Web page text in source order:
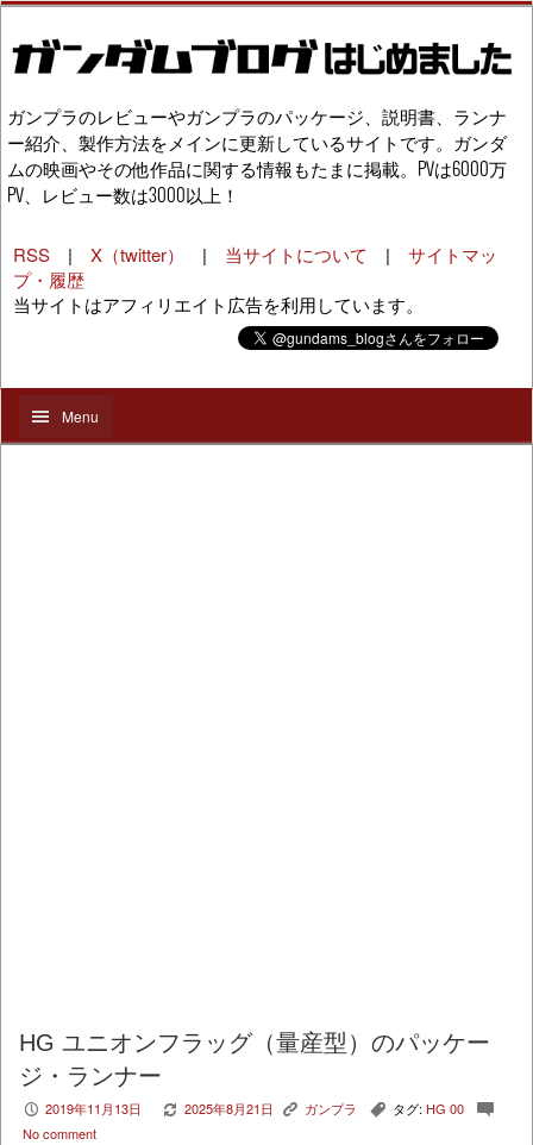
ガンプラのレビューやガンプラのパッケージ、説明書、ランナ
ー紹介、製作方法をメインに更新しているサイトです。ガンダ
ムの映画やその他作品に関する情報もたまに掲載。PVは6000万
PV、レビュー数は3000以上！
RSS | X（twitter） | 当サイトについて | サイトマッ
プ・履歴
当サイトはアフィリエイト広告を利用しています。
Menu
HG ユニオンフラッグ（量産型）のパッケー
ジ・ランナー
P 2019年11月13日 V 2025年8月21日 K ガンプラ , タグ: HG 00 c
No comment